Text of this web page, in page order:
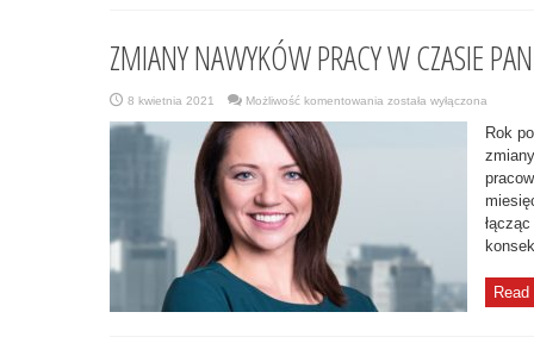
ZMIANY NAWYKÓW PRACY W CZASIE
8 kwietnia 2021 Możliwość komentowania ZMIANY
PRACY
została wyłączona
Rok